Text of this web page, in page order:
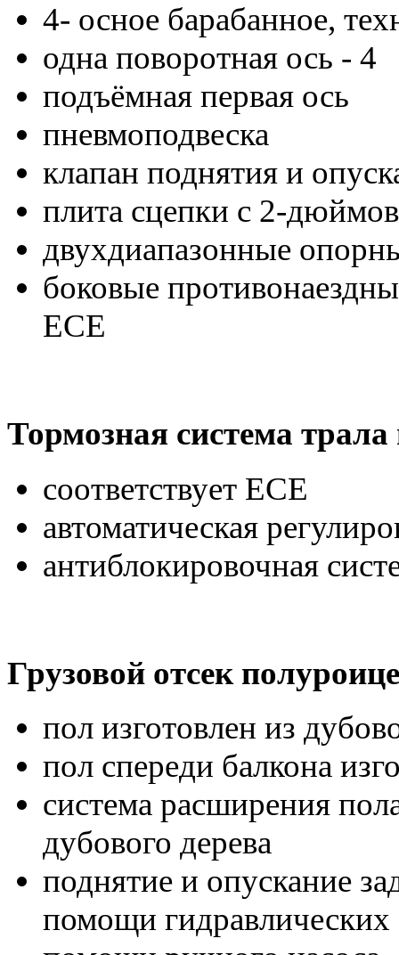
4- осное барабанное,
одна поворотная ось - 4
подъёмная первая ось
пневмоподвеска
клапан поднятия и
плита сцепки с 2-
двухдиапазонные
боковые
ECE
Тормозная система
соответствует ECE
автоматическая
антиблокировочная
Грузовой отсек
пол изготовлен из
пол спереди балкона
система расширения
дубового дерева
поднятие и опускание
помощи